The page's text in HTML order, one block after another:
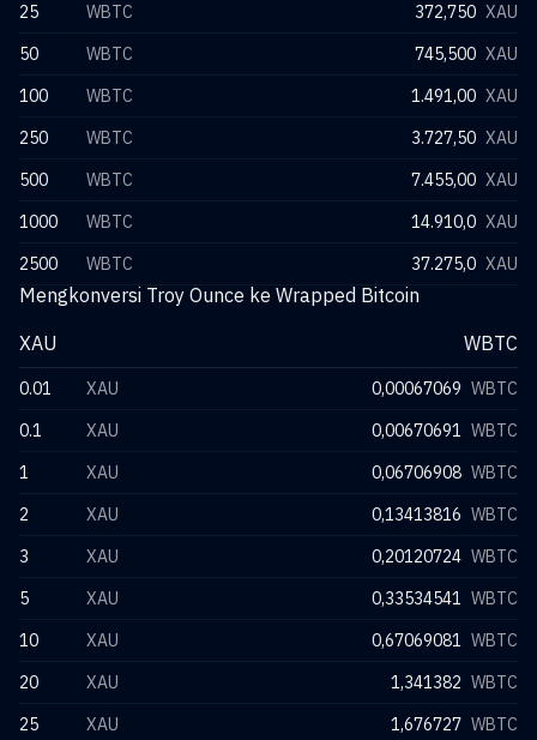
25
WBTC 372,750 XAU
50
WBTC 745,500 XAU
100
WBTC 1.491,00 XAU
250
WBTC 3.727,50 XAU
500
WBTC 7.455,00 XAU
1000
WBTC 14.910,0 XAU
2500
WBTC 37.275,0 XAU
Mengkonversi Troy Ounce ke Wrapped Bitcoin
XAU
WBTC
0.01 XAU 0,00067069 WBTC
0.1
XAU 0,00670691 WBTC
1
XAU 0,06706908 WBTC
2
XAU 0,13413816 WBTC
3
XAU 0,20120724 WBTC
5
XAU 0,33534541 WBTC
10
XAU 0,67069081 WBTC
20
XAU 1,341382 WBTC
25
XAU 1,676727 WBTC